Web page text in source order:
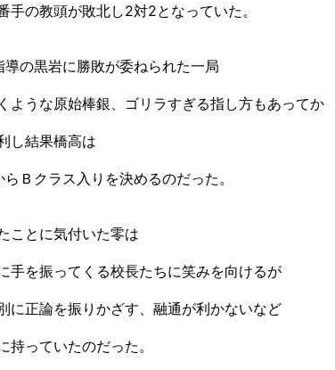
手の教頭が敗北し2対2となっていた。
の黒岩に勝敗が委ねられた一局
ような原始棒銀、ゴリラすぎる指し方もあってか
し結果橋高は
Ｂクラス入りを決めるのだった。
ことに気付いた零は
手を振ってくる校長たちに笑みを向けるが
に正論を振りかざす、融通が利かないなど
持っていたのだった。